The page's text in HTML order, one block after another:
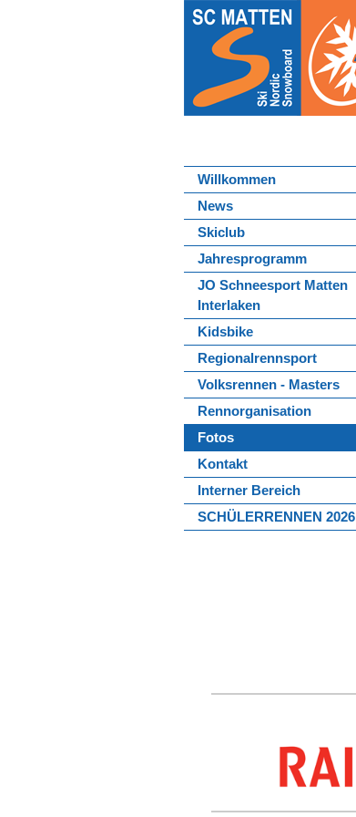
Willkommen
News
Skiclub
Jahresprogramm
JO Schneesport Matten
Interlaken
Kidsbike
Regionalrennsport
Volksrennen - Masters
Rennorganisation
Fotos
Kontakt
Interner Bereich
SCHÜLERRENNEN 2026